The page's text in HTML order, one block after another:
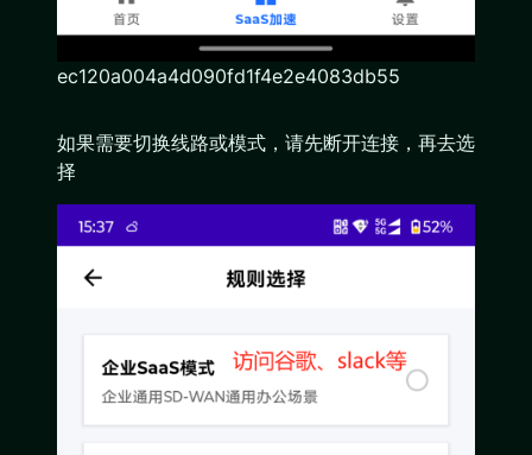
ec120a004a4d090fd1f4e2e4083db55
如果需要切换线路或模式，请先断开连接，再去选
择